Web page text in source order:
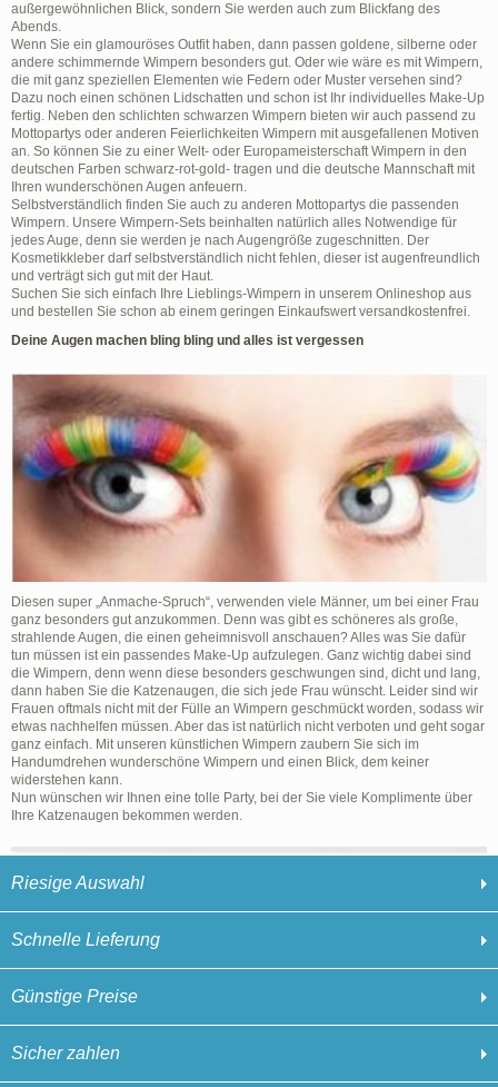
Riesige Auswahl
Schnelle Lieferung
Günstige Preise
Sicher zahlen
außergewöhnlichen Blick, sondern Sie werden auch zum Blickfang des
Abends.
Wenn Sie ein glamouröses Outfit haben, dann passen goldene, silberne oder
andere schimmernde Wimpern besonders gut. Oder wie wäre es mit Wimpern,
die mit ganz speziellen Elementen wie Federn oder Muster versehen sind?
Dazu noch einen schönen Lidschatten und schon ist Ihr individuelles Make-Up
fertig. Neben den schlichten schwarzen Wimpern bieten wir auch passend zu
Mottopartys oder anderen Feierlichkeiten Wimpern mit ausgefallenen Motiven
an. So können Sie zu einer Welt- oder Europameisterschaft Wimpern in den
deutschen Farben schwarz-rot-gold- tragen und die deutsche Mannschaft mit
Ihren wunderschönen Augen anfeuern.
Selbstverständlich finden Sie auch zu anderen Mottopartys die passenden
Wimpern. Unsere Wimpern-Sets beinhalten natürlich alles Notwendige für
jedes Auge, denn sie werden je nach Augengröße zugeschnitten. Der
Kosmetikkleber darf selbstverständlich nicht fehlen, dieser ist augenfreundlich
und verträgt sich gut mit der Haut.
Suchen Sie sich einfach Ihre Lieblings-Wimpern in unserem Onlineshop aus
und bestellen Sie schon ab einem geringen Einkaufswert versandkostenfrei.
Deine Augen machen bling bling und alles ist vergessen
Diesen super „Anmache-Spruch“, verwenden viele Männer, um bei einer Frau
ganz besonders gut anzukommen. Denn was gibt es schöneres als große,
strahlende Augen, die einen geheimnisvoll anschauen? Alles was Sie dafür
tun müssen ist ein passendes Make-Up aufzulegen. Ganz wichtig dabei sind
die Wimpern, denn wenn diese besonders geschwungen sind, dicht und lang,
dann haben Sie die Katzenaugen, die sich jede Frau wünscht. Leider sind wir
Frauen oftmals nicht mit der Fülle an Wimpern geschmückt worden, sodass wir
etwas nachhelfen müssen. Aber das ist natürlich nicht verboten und geht sogar
ganz einfach. Mit unseren künstlichen Wimpern zaubern Sie sich im
Handumdrehen wunderschöne Wimpern und einen Blick, dem keiner
widerstehen kann.
Nun wünschen wir Ihnen eine tolle Party, bei der Sie viele Komplimente über
Ihre Katzenaugen bekommen werden.